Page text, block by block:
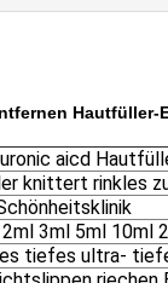
Hautfüller-
aicd
knittert rinkles
3ml 5ml 10ml
tiefes ultra-